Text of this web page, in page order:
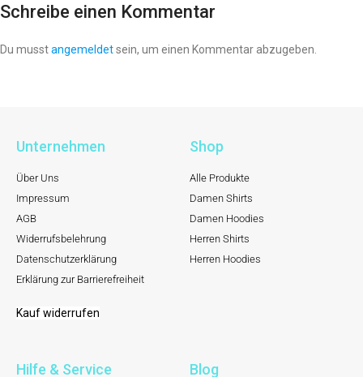
Schreibe einen Kommentar
Du musstangemeldetsein, um einen Kommentar abzugeben.
Unternehmen
Über Uns
Impressum
AGB
Widerrufsbelehrung
Datenschutzerklärung
Erklärung zur Barrierefreiheit
Kauf widerrufen
Shop
Alle Produkte
Damen Shirts
Damen Hoodies
Herren Shirts
Herren Hoodies
Hilfe & Service Blog